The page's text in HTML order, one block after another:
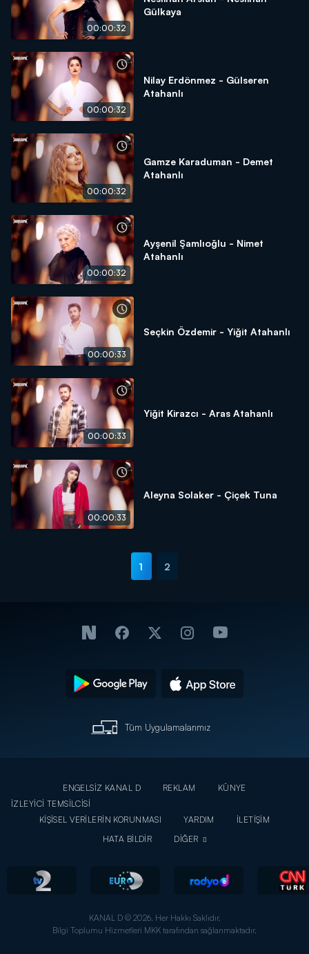
00:00:32
Gülkaya
00:00:32
Nilay Erdönmez - Gülseren
Atahanlı
00:00:32
Gamze Karaduman - Demet
Atahanlı
00:00:32
Ayşenil Şamlıoğlu - Nimet
Atahanlı
00:00:33
Seçkin Özdemir - Yiğit Atahanlı
00:00:33
Yiğit Kirazcı - Aras Atahanlı
00:00:33
Aleyna Solaker - Çiçek Tuna
1 2
Tüm Uygulamalarımız
ENGELSİZ KANAL D REKLAM
KÜNYE
İZLEYİCİ TEMSİLCİSİ
KİŞİSEL VERİLERİN KORUNMASI
YARDIM
İLETİŞİM
HATA BİLDİR
DİĞER
KANAL D © 2026. Her Hakkı Saklıdır.
Bilgi Toplumu Hizmetleri MKK tarafından sağlanmaktadır.